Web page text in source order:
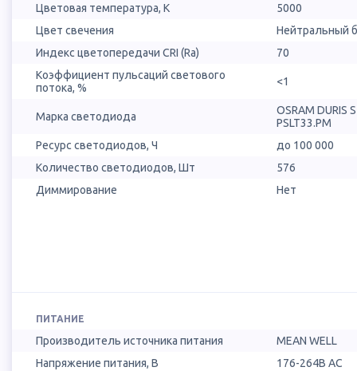
Цветовая температура, К
5000
Цвет свечения
Нейтральный
Индекс цветопередачи CRI (Ra)
70
Коэффициент пульсаций светового
потока, %
<1
Марка светодиода
OSRAM DURIS
PSLT33.PM
Ресурс светодиодов, Ч
до 100 000
Количество светодиодов, Шт
576
Диммирование
Нет
ПИТАНИЕ
Производитель источника питания
MEAN WELL
Напряжение питания, В
176-264В AC